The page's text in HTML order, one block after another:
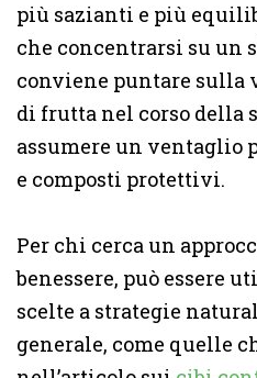
più sazianti e più
che concentrarsi su un
conviene puntare sulla
di frutta nel corso della
assumere un
e composti protettivi.
Per chi cerca un
benessere, può essere
scelte a strategie
generale, come quelle